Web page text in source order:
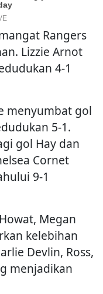
Rangers
Lizzie Arnot
4-1
menyumbat gol
5-1.
gol Hay dan
Cornet
9-1
Megan
kelebihan
Devlin, Ross,
menjadikan